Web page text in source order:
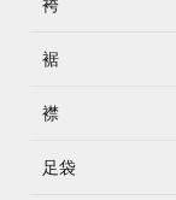
袴
裾
襟
足袋